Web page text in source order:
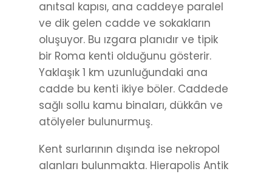
anıtsal kapısı, ana caddeye paralel
ve dik gelen cadde ve sokakların
oluşuyor. Bu ızgara planıdır ve tipik
bir Roma kenti olduğunu gösterir.
Yaklaşık 1 km uzunluğundaki ana
cadde bu kenti ikiye böler. Caddede
sağlı sollu kamu binaları, dükkân ve
atölyeler bulunurmuş.
Kent surlarının dışında ise nekropol
alanları bulunmakta. Hierapolis Antik